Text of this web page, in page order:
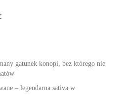
gatunek konopi, bez którego nie
– legendarna sativa w